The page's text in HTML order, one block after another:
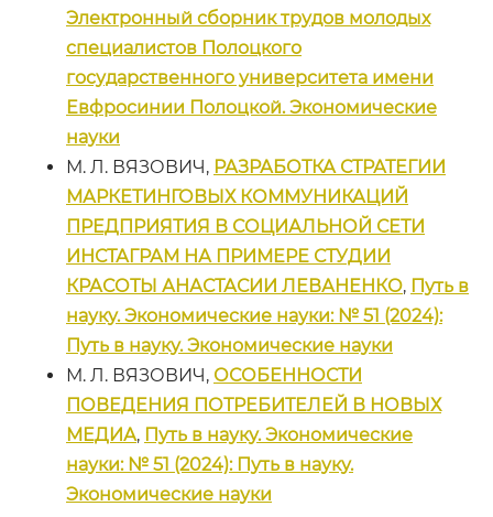
Электронный сборник трудов молодых
специалистов Полоцкого
государственного университета имени
Евфросинии Полоцкой. Экономические
науки
М. Л. ВЯЗОВИЧ, РАЗРАБОТКА СТРАТЕГИИ
МАРКЕТИНГОВЫХ КОММУНИКАЦИЙ
ПРЕДПРИЯТИЯ В СОЦИАЛЬНОЙ СЕТИ
ИНСТАГРАМ НА ПРИМЕРЕ СТУДИИ
КРАСОТЫ АНАСТАСИИ ЛЕВАНЕНКО, Путь в
науку. Экономические науки: № 51 (2024):
Путь в науку. Экономические науки
М. Л. ВЯЗОВИЧ, ОСОБЕННОСТИ
ПОВЕДЕНИЯ ПОТРЕБИТЕЛЕЙ В НОВЫХ
МЕДИА, Путь в науку. Экономические
науки: № 51 (2024): Путь в науку.
Экономические науки